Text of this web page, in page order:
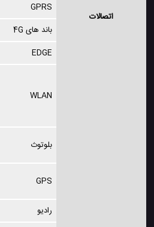
اتصالات
GPRS
باند های 4G
EDGE
WLAN
بلوتوث
GPS
رادیو